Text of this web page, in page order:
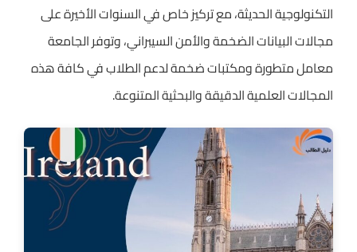
التكنولوجية الحديثة، مع تركيز خاص في السنوات الأخيرة على
مجالات البيانات الضخمة والأمن السيبراني، وتوفر الجامعة
معامل متطورة ومكتبات ضخمة لدعم الطلاب في كافة هذه
المجالات العلمية الدقيقة والبحثية المتنوعة.